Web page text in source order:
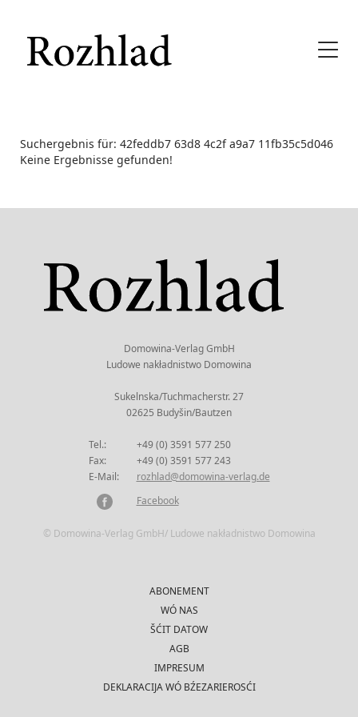
Suchergebnis für: 42feddb7 63d8 4c2f a9a7 11fb35c5d046
Keine Ergebnisse gefunden!
Domowina-Verlag GmbH
Ludowe nakładnistwo Domowina
Sukelnska/Tuchmacherstr. 27
02625 Budyšin/Bautzen
Tel.:
+49 (0) 3591 577 250
Fax:
+49 (0) 3591 577 243
E-Mail:
rozhlad@domowina-verlag.de
Facebook
© Domowina-Verlag GmbH/ Ludowe nakładnistwo Domowina
ABONEMENT
WÓ NAS
ŠĆIT DATOW
AGB
IMPRESUM
DEKLARACIJA WÓ BŹEZARIEROSĆI